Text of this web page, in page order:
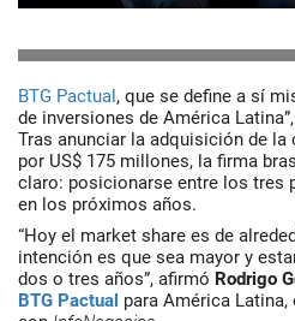
BTG Pactual, que se define a sí
de inversiones de América
Tras anunciar la adquisición de la
por US$ 175 millones, la firma
claro: posicionarse entre los tres
en los próximos años.
“Hoy el market share es de
intención es que sea mayor y
dos o tres años”, afirmó Rodrigo
BTG Pactual para América